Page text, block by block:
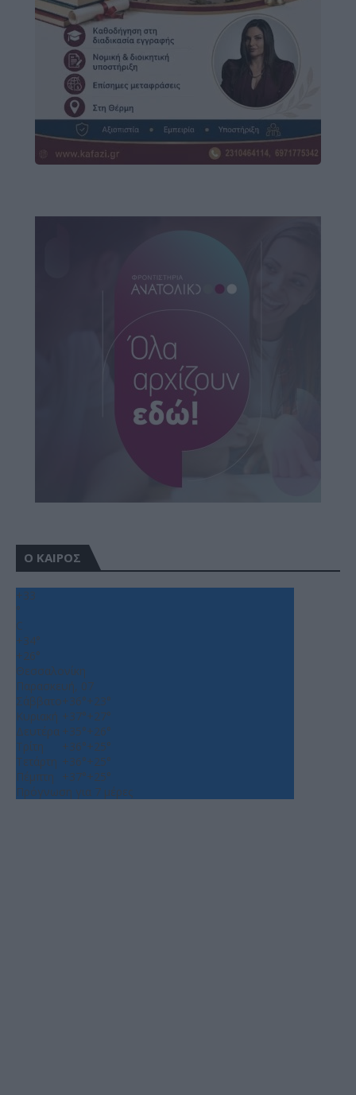
Ο ΚΑΙΡΟΣ
+33
°
C
+34°
+26°
Θεσσαλονίκη
Παρασκευή, 07
Σάββατο+36°+23°
Κυριακή +37°+27°
Δευτέρα +35°+26°
Τρίτη
+36°+25°
Τετάρτη +36°+25°
Πέμπτη
+37°+25°
Πρόγνωση για 7 μέρες